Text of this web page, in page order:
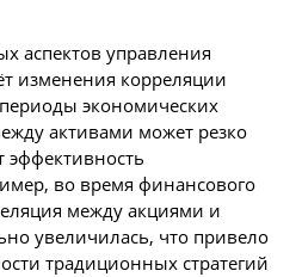
аспектов управления
изменения корреляции
экономических
активами может резко
эффективность
во время финансового
между акциями и
увеличилась, что привело
традиционных стратегий